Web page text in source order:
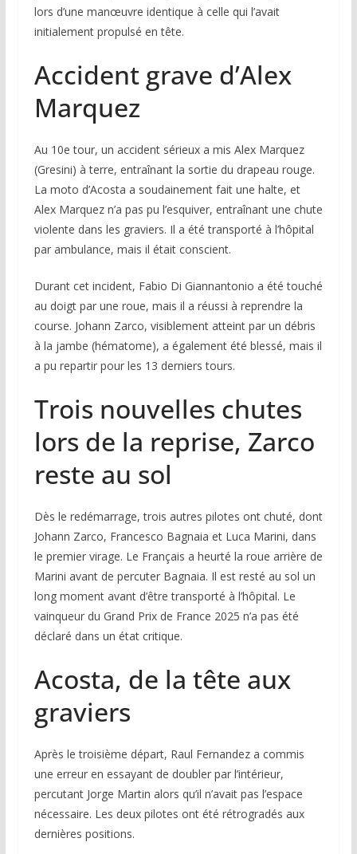
lors d’une manœuvre identique à celle qui l’avait
initialement propulsé en tête.
Accident grave d’Alex
Marquez
Au 10e tour, un accident sérieux a mis Alex Marquez
(Gresini) à terre, entraînant la sortie du drapeau rouge.
La moto d’Acosta a soudainement fait une halte, et
Alex Marquez n’a pas pu l’esquiver, entraînant une chute
violente dans les graviers. Il a été transporté à l’hôpital
par ambulance, mais il était conscient.
Durant cet incident, Fabio Di Giannantonio a été touché
au doigt par une roue, mais il a réussi à reprendre la
course. Johann Zarco, visiblement atteint par un débris
à la jambe (hématome), a également été blessé, mais il
a pu repartir pour les 13 derniers tours.
Trois nouvelles chutes
lors de la reprise, Zarco
reste au sol
Dès le redémarrage, trois autres pilotes ont chuté, dont
Johann Zarco, Francesco Bagnaia et Luca Marini, dans
le premier virage. Le Français a heurté la roue arrière de
Marini avant de percuter Bagnaia. Il est resté au sol un
long moment avant d’être transporté à l’hôpital. Le
vainqueur du Grand Prix de France 2025 n’a pas été
déclaré dans un état critique.
Acosta, de la tête aux
graviers
Après le troisième départ, Raul Fernandez a commis
une erreur en essayant de doubler par l’intérieur,
percutant Jorge Martin alors qu’il n’avait pas l’espace
nécessaire. Les deux pilotes ont été rétrogradés aux
dernières positions.